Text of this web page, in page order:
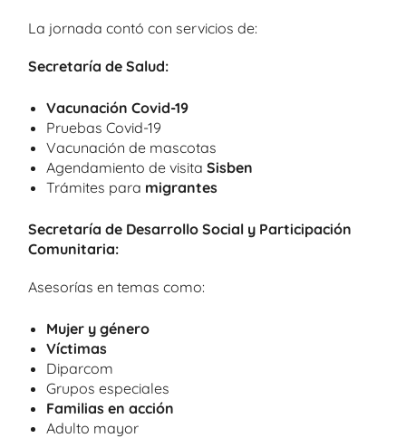
La jornada contó con servicios de:
Secretaría de Salud:
Vacunación Covid-19
Pruebas Covid-19
Vacunación de mascotas
Agendamiento de visita Sisben
Trámites para migrantes
Secretaría de Desarrollo Social y Participación
Comunitaria:
Asesorías en temas como:
Mujer y género
Víctimas
Diparcom
Grupos especiales
Familias en acción
Adulto mayor